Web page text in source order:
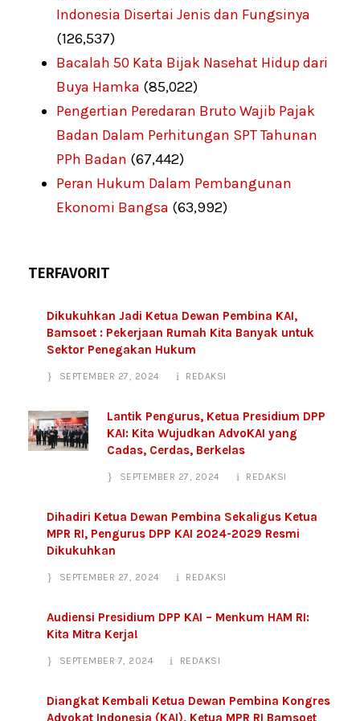
Indonesia Disertai Jenis dan Fungsinya
(126,537)
Bacalah 50 Kata Bijak Nasehat Hidup dari
Buya Hamka (85,022)
Pengertian Peredaran Bruto Wajib Pajak
Badan Dalam Perhitungan SPT Tahunan
PPh Badan (67,442)
Peran Hukum Dalam Pembangunan
Ekonomi Bangsa (63,992)
TERFAVORIT
Dikukuhkan Jadi Ketua Dewan Pembina KAI,
Bamsoet : Pekerjaan Rumah Kita Banyak untuk
Sektor Penegakan Hukum
SEPTEMBER 27, 2024 REDAKSI
Lantik Pengurus, Ketua Presidium DPP
KAI: Kita Wujudkan AdvoKAI yang
Cadas, Cerdas, Berkelas
SEPTEMBER 27, 2024 REDAKSI
Dihadiri Ketua Dewan Pembina Sekaligus Ketua
MPR RI, Pengurus DPP KAI 2024-2029 Resmi
Dikukuhkan
SEPTEMBER 27, 2024 REDAKSI
Audiensi Presidium DPP KAI – Menkum HAM RI:
Kita Mitra Kerja!
SEPTEMBER 7, 2024 REDAKSI
Diangkat Kembali Ketua Dewan Pembina Kongres
Advokat Indonesia (KAI), Ketua MPR RI Bamsoet